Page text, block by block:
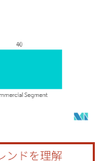
示が必要です。